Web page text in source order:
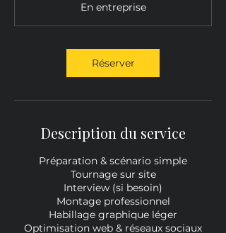
En entreprise
Réserver
Description du service
Préparation & scénario simple
Tournage sur site
Interview (si besoin)
Montage professionnel
Habillage graphique léger
Optimisation web & réseaux sociaux